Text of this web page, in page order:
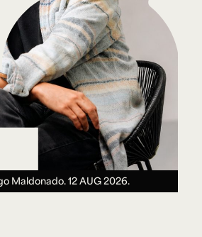
Maldonado.12 AUG 2026.